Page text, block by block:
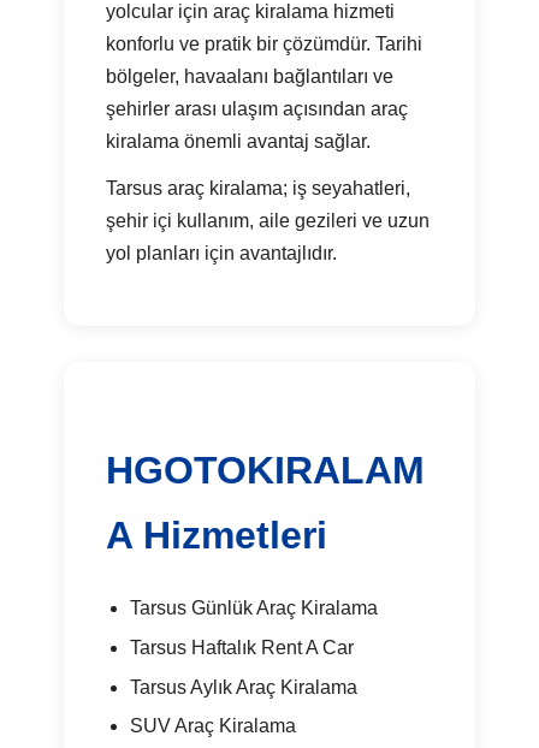
yolcular için araç kiralama hizmeti
konforlu ve pratik bir çözümdür. Tarihi
bölgeler, havaalanı bağlantıları ve
şehirler arası ulaşım açısından araç
kiralama önemli avantaj sağlar.
Tarsus araç kiralama; iş seyahatleri,
şehir içi kullanım, aile gezileri ve uzun
yol planları için avantajlıdır.
HGOTOKIRALAM
A Hizmetleri
Tarsus Günlük Araç Kiralama
Tarsus Haftalık Rent A Car
Tarsus Aylık Araç Kiralama
SUV Araç Kiralama